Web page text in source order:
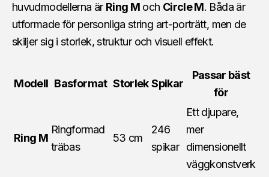
huvudmodellerna är Ring M och Circle M. Båda är
utformade för personliga string art-porträtt, men de
skiljer sig i storlek, struktur och visuell effekt.
Modell Basformat Storlek Spikar
Passar bäst
för
Ring M
Ringformad
träbas
53 cm
246
spikar
Ett djupare,
mer
dimensionellt
väggkonstverk